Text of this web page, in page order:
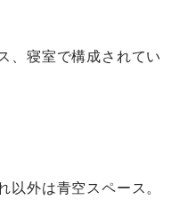
、寝室で構成されてい
以外は青空スペース。